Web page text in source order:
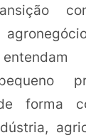
forma